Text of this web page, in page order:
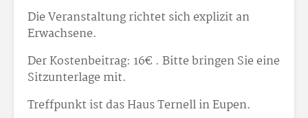
Die Veranstaltung richtet sich explizit an
Erwachsene.
Der Kostenbeitrag: 16€ . Bitte bringen Sie eine
Sitzunterlage mit.
Treffpunkt ist das Haus Ternell in Eupen.